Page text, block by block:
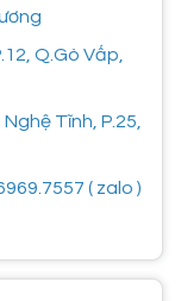
Q.Gò Vấp,
Tĩnh, P.25,
( zalo )